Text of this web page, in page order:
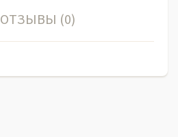
ОТЗЫВЫ (0)